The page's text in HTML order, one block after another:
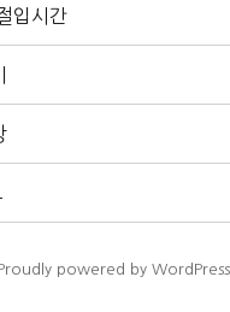
입시간
Proudly powered by WordPress